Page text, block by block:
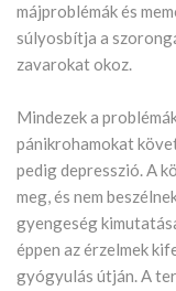
májproblémák és
súlyosbítja a
zavarokat okoz.
Mindezek a
pánikrohamokat
pedig depresszió. A
meg, és nem
gyengeség
éppen az érzelmek
gyógyulás útján. A